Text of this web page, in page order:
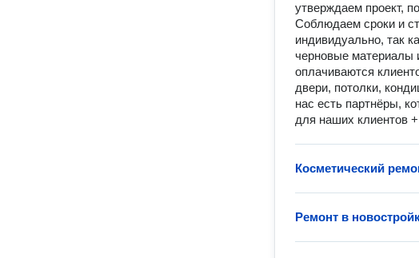
утверждаем проект,
Соблюдаем сроки и
индивидуально, так
черновые материалы
оплачиваются
двери, потолки,
нас есть партнёры,
для наших клиентов
Косметический
Ремонт в